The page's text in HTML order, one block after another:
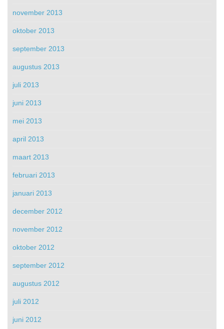
november 2013
oktober 2013
september 2013
augustus 2013
juli 2013
juni 2013
mei 2013
april 2013
maart 2013
februari 2013
januari 2013
december 2012
november 2012
oktober 2012
september 2012
augustus 2012
juli 2012
juni 2012